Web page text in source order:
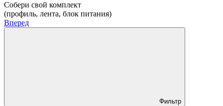
Собери свой комплект
(профиль, лента, блок питания)
Вперед
Фильтр